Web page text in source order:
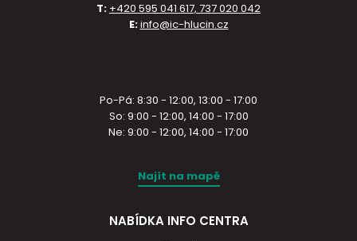
T: +420 595 041 617, 737 020 042
E:info@ic-hlucin.cz
Po-Pá: 8:30 - 12:00, 13:00 - 17:00
So: 9:00 - 12:00, 14:00 - 17:00
Ne: 9:00 - 12:00, 14:00 - 17:00
Najít na mapě
NABÍDKA INFO CENTRA